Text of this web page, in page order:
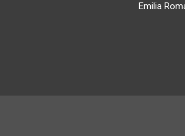
Emilia